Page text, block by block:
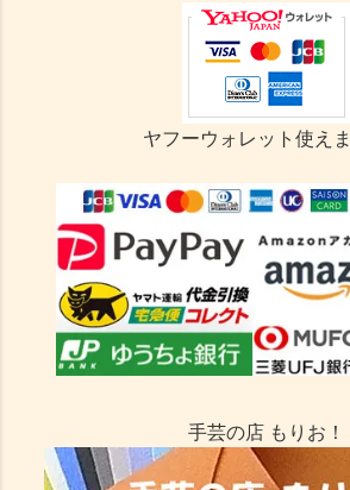
ヤフーウォレット使えま
手芸の店 もりお！